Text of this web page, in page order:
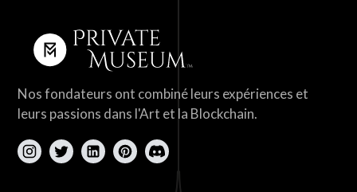
Nos fondateurs ont combiné leurs expériences et
leurs passions dans l'Art et la Blockchain.